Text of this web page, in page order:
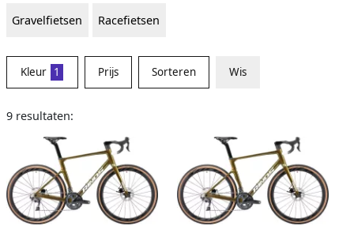
Gravelfietsen Racefietsen
Kleur 1 Prijs Sorteren Wis
9 resultaten: